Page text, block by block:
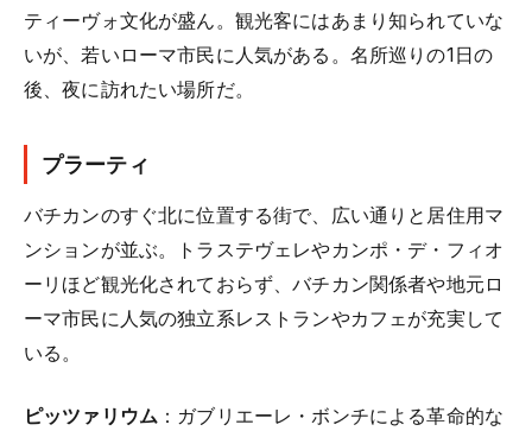
ティーヴォ文化が盛ん。観光客にはあまり知られていな
いが、若いローマ市民に人気がある。名所巡りの1日の
後、夜に訪れたい場所だ。
プラーティ
バチカンのすぐ北に位置する街で、広い通りと居住用マ
ンションが並ぶ。トラステヴェレやカンポ・デ・フィオ
ーリほど観光化されておらず、バチカン関係者や地元ロ
ーマ市民に人気の独立系レストランやカフェが充実して
いる。
ピッツァリウム ：ガブリエーレ・ボンチによる革命的な